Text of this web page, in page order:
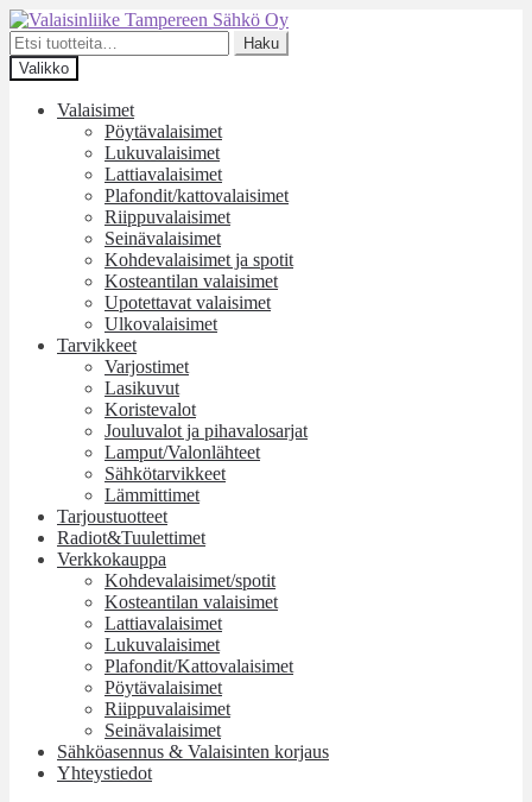
Siirry
navigointiin
Siirry
sisältöön
Etsi:
Haku
Valikko
Valaisimet
Pöytävalaisimet
Lukuvalaisimet
Lattiavalaisimet
Plafondit/kattovalaisimet
Riippuvalaisimet
Seinävalaisimet
Kohdevalaisimet ja spotit
Kosteantilan valaisimet
Upotettavat valaisimet
Ulkovalaisimet
Tarvikkeet
Varjostimet
Lasikuvut
Koristevalot
Jouluvalot ja pihavalosarjat
Lamput/Valonlähteet
Sähkötarvikkeet
Lämmittimet
Tarjoustuotteet
Radiot&Tuulettimet
Verkkokauppa
Kohdevalaisimet/spotit
Kosteantilan valaisimet
Lattiavalaisimet
Lukuvalaisimet
Plafondit/Kattovalaisimet
Pöytävalaisimet
Riippuvalaisimet
Seinävalaisimet
Sähköasennus & Valaisinten korjaus
Yhteystiedot